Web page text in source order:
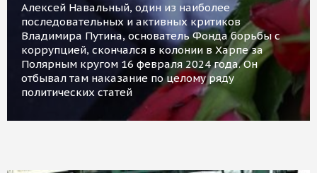
Алексей Навальный, один из наиболее
последовательных и активных критиков
Владимира Путина, основатель Фонда борьбы с
коррупцией, скончался в колонии в Харпе за
Полярным кругом 16 февраля 2024 года. Он
отбывал там наказание по целому ряду
политических статей